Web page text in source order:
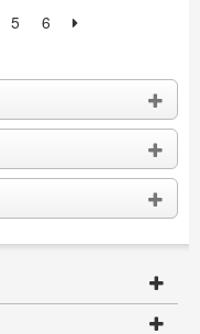
5 6